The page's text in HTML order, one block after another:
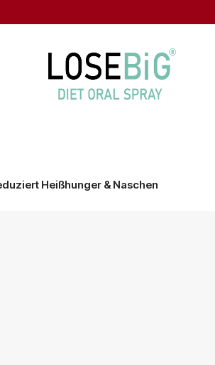
Heißhunger & Naschen